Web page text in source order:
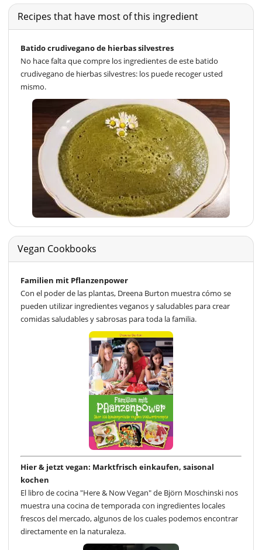
Recipes that have most of this ingredient
Batido crudivegano de hierbas silvestres
No hace falta que compre los ingredientes de este batido
crudivegano de hierbas silvestres: los puede recoger usted
mismo.
Vegan Cookbooks
Familien mit Pflanzenpower
Con el poder de las plantas, Dreena Burton muestra cómo se
pueden utilizar ingredientes veganos y saludables para crear
comidas saludables y sabrosas para toda la familia.
Hier & jetzt vegan: Marktfrisch einkaufen, saisonal
kochen
El libro de cocina "Here & Now Vegan" de Björn Moschinski nos
muestra una cocina de temporada con ingredientes locales
frescos del mercado, algunos de los cuales podemos encontrar
directamente en la naturaleza.